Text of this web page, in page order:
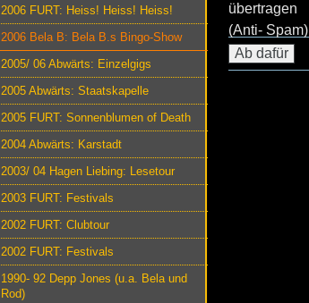
2006 FURT: Heiss! Heiss! Heiss!
2006 Bela B: Bela B.s Bingo-Show
2005/ 06 Abwärts: Einzelgigs
2005 Abwärts: Staatskapelle
2005 FURT: Sonnenblumen of Death
2004 Abwärts: Karstadt
2003/ 04 Hagen Liebing: Lesetour
2003 FURT: Festivals
2002 FURT: Clubtour
2002 FURT: Festivals
1990- 92 Depp Jones (u.a. Bela und
Rod)
übertragen
(Anti- Spam)